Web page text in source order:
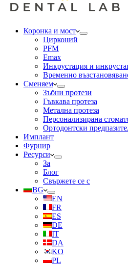
Коронка и мост
Цирконий
PFM
Emax
Инкрустация и
Временно
Сменяем
Зъбни протези
Гъвкава протеза
Метална протеза
Персонализирана
Ортодонтски
Имплант
Фурнир
Ресурси
За
Блог
Свържете се с
BG
EN
FR
ES
DE
IT
DA
KO
PL